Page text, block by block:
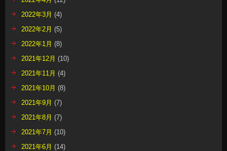
2022年3月 (4)
2022年2月 (5)
2022年1月 (8)
2021年12月 (10)
2021年11月 (4)
2021年10月 (8)
2021年9月 (7)
2021年8月 (7)
2021年7月 (10)
2021年6月 (14)